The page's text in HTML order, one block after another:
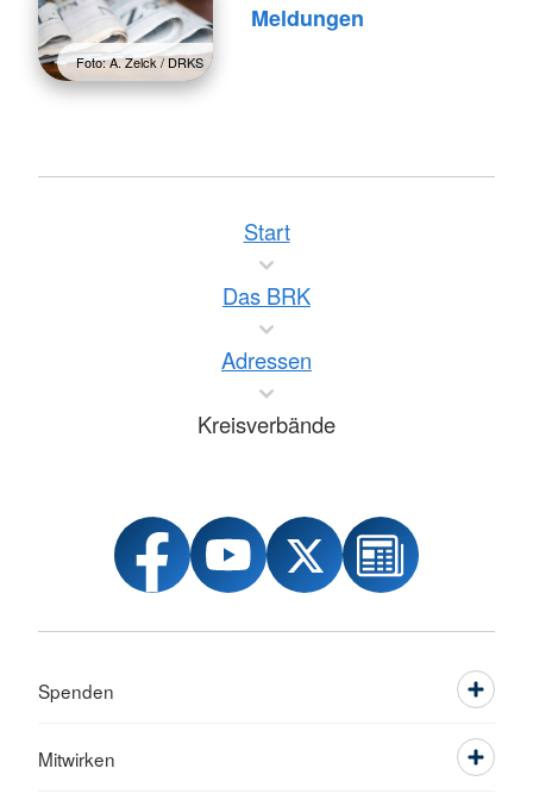
Foto: A. Zelck / DRKS
Meldungen
Start
Das BRK
Adressen
Kreisverbände
Spenden
Mitwirken